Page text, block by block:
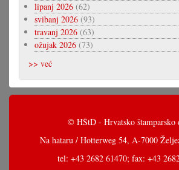
lipanj 2026 (62)
svibanj 2026 (93)
travanj 2026 (63)
ožujak 2026 (73)
>> već
© HŠtD - Hrvatsko štamparsko
Na hataru / Hotterweg 54, A-7000
tel: +43 2682 61470; fax: +43